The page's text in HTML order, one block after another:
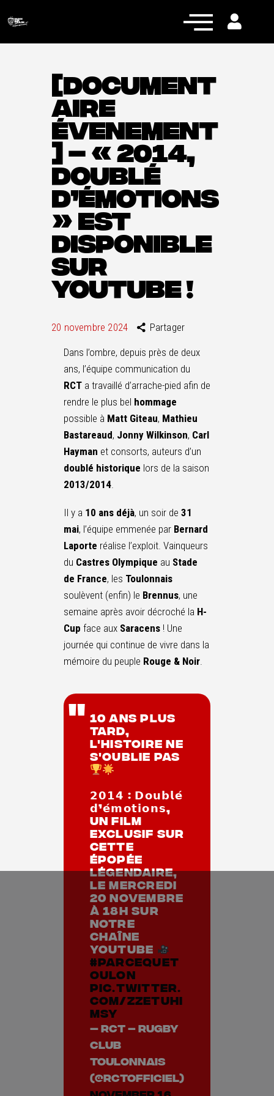
Actualités
Équipe pro
Nos équipes
Fan Zone
RCT Engagé
[DOCUMENT
AIRE
ÉVENEMENT
] – « 2014,
DOUBLÉ
D’ÉMOTIONS
» EST
DISPONIBLE
SUR
YOUTUBE !
20 novembre 2024 Partager
Dans l’ombre, depuis près de deux
ans, l’équipe communication du
RCT a travaillé d’arrache-pied afin de
rendre le plus bel hommage
possible à Matt Giteau, Mathieu
Bastareaud, Jonny Wilkinson, Carl
Hayman et consorts, auteurs d’un
doublé historique lors de la saison
2013/2014.
Il y a 10 ans déjà, un soir de 31
mai, l’équipe emmenée par Bernard
Laporte réalise l’exploit. Vainqueurs
du Castres Olympique au Stade
de France, les Toulonnais
soulèvent (enfin) le Brennus, une
semaine après avoir décroché la H-
Cup face aux Saracens ! Une
journée qui continue de vivre dans la
mémoire du peuple Rouge & Noir
10 ans plus
tard,
l'histoire ne
s'oublie pas
𝟮𝟬𝟭𝟰 : 𝗗𝗼𝘂𝗯𝗹𝗲́
𝗱’𝗲́𝗺𝗼𝘁𝗶𝗼𝗻𝘀,
un film
exclusif sur
cette
épopée
légendaire,
le mercredi
20 novembre
à 18h sur
notre
chaîne
YouTube
#ParceQueT
oulon
pic.twitter.
com/ZzeTuhi
mSY
— RCT – Rugby
Club
Toulonnais
(@RCTofficiel)